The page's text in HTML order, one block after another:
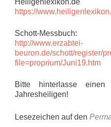
https://
Schott-Messbuch:
http://www.erzabtei-
beuron.de/schott/register/
file=proprium/Juni19.htm
Bitte hinterlasse
Jahresheiligen!
Lesezeichen auf den